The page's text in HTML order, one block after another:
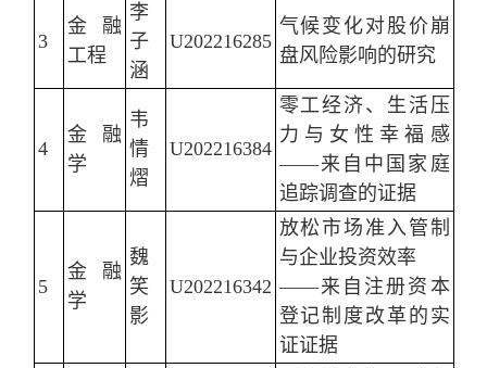
3
金融
工程
李
子
涵
U202216285
气候变化对股价崩
盘风险影响的研究
4
金融
学
韦
情
熠
U202216384
零工经济、生活压
力与女性幸福感
——来自中国家庭
追踪调查的证据
5
金融
学
魏
笑
影
U202216342
放松市场准入管制
与企业投资效率
——来自注册资本
登记制度改革的实
证证据